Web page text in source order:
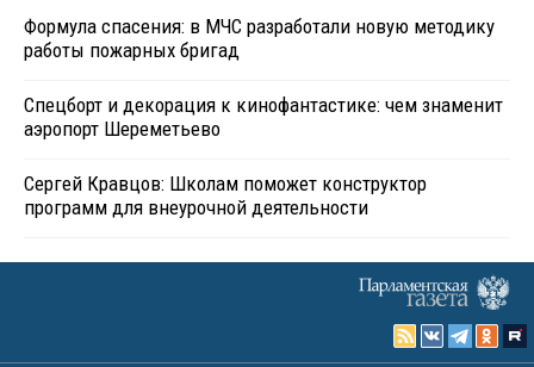
Формула спасения: в МЧС разработали новую методику
работы пожарных бригад
Спецборт и декорация к кинофантастике: чем знаменит
аэропорт Шереметьево
Сергей Кравцов: Школам поможет конструктор
программ для внеурочной деятельности